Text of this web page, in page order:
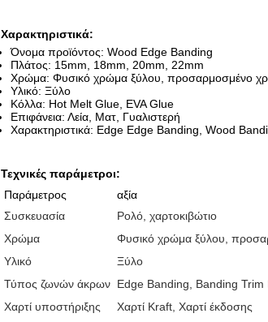
Χαρακτηριστικά:
Όνομα προϊόντος: Wood Edge Banding
Πλάτος: 15mm, 18mm, 20mm, 22mm
Χρώμα: Φυσικό χρώμα ξύλου, προσαρμοσμένο
Υλικό: Ξύλο
Κόλλα: Hot Melt Glue, EVA Glue
Επιφάνεια: Λεία, Ματ, Γυαλιστερή
Χαρακτηριστικά: Edge Edge Banding, Wood
Τεχνικές παράμετροι:
Παράμετρος
αξία
Συσκευασία
Ρολό, χαρτοκιβώτιο
Χρώμα
Φυσικό χρώμα ξύλου,
Υλικό
Ξύλο
Τύπος ζωνών άκρων Edge Banding, Banding
Χαρτί υποστήριξης
Χαρτί Kraft, Χαρτί έκδοσης